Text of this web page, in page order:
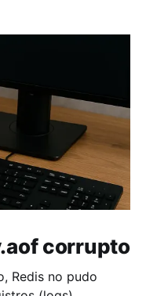
corrupto
Redis no pudo